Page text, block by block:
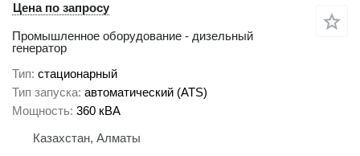
Цена по запросу
Промышленное оборудование - дизельный
генератор
Тип стационарный
Тип запуска автоматический (ATS)
Мощность 360 кВА
Казахстан, Алматы